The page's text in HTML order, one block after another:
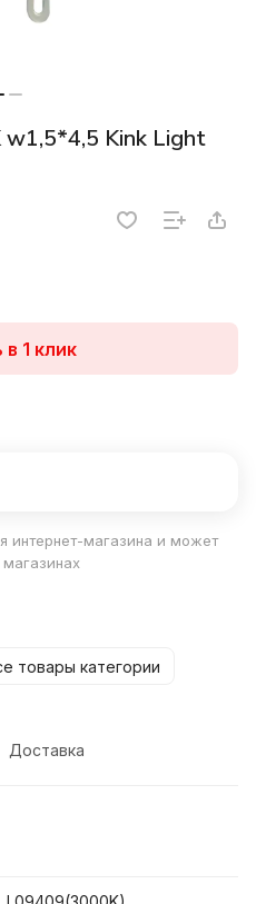
Kink Light
1 клик
интернет-магазина и может
магазинах
товары категории
Доставка